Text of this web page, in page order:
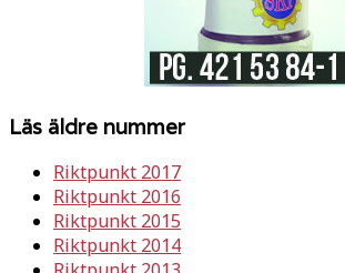
Läs äldre nummer
Riktpunkt 2017
Riktpunkt 2016
Riktpunkt 2015
Riktpunkt 2014